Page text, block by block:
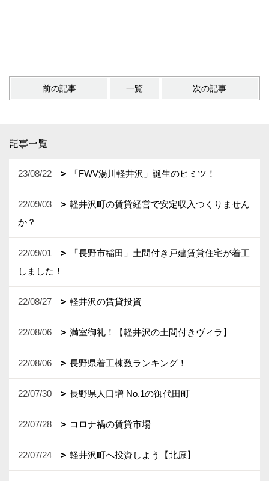
前の記事 一覧 次の記事
記事一覧
23/08/22 「FWV湯川軽井沢」誕生のヒミツ！
22/09/03
軽井沢町の賃貸経営で安定収入つくりません
か？
22/09/01
「長野市稲田」土間付き戸建賃貸住宅が着工
しました！
22/08/27 軽井沢の賃貸投資
22/08/06 満室御礼！【軽井沢の土間付きヴィラ】
22/08/06 長野県着工棟数ランキング！
22/07/30 長野県人口増 No.1の御代田町
22/07/28 コロナ禍の賃貸市場
22/07/24 軽井沢町へ投資しよう【北原】